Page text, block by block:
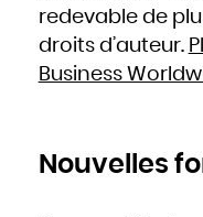
redevable de
droits d’auteur.
Business
Nouvelles